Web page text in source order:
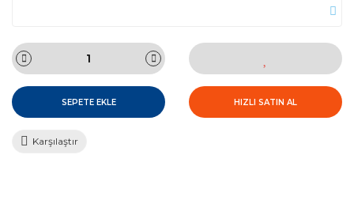
SEPETE EKLE HIZLI SATIN AL
Karşılaştır